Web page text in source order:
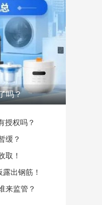
吗？
授权吗？
缓？
取！
出钢筋！
来监管？